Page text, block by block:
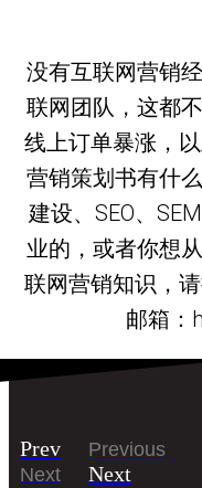
没有互联网营销
联网团队，这都
线上订单暴涨，
营销策划书有什
建设、SEO、
业的，或者你想
联网营销知识，
邮箱：
Prev
Previous
Next
Next